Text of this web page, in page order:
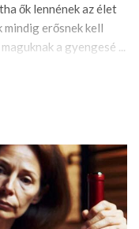
ők lennének az élet
erősnek kell
a gyengesé ...